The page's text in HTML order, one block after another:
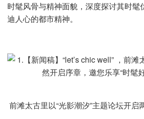
时髦风骨与精神面貌，深度探讨其时髦
迪人心的都市精神。
前滩太古里以“光影潮汐”主题论坛开启